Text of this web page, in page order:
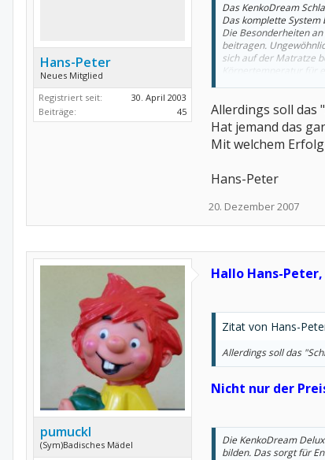
Hans-Peter
Neues Mitglied
Registriert seit:
30. April 2003
Beiträge:
45
Das KenkoDream
Das komplette System
Die Besonderheiten
beitragen.
sich auf der Matratze
Körpertemperatur für
Magnete, die ein
Allerdings soll das
Hat jemand das
Mit welchem Erfolg
Hans-Peter
20. Dezember 2007
pumuckl
(Sym)Badisches Mädel
Hallo Hans-Peter,
Zitat von Hans-
Allerdings soll das
Nicht nur der
Die KenkoDream
bilden. Das sorgt für